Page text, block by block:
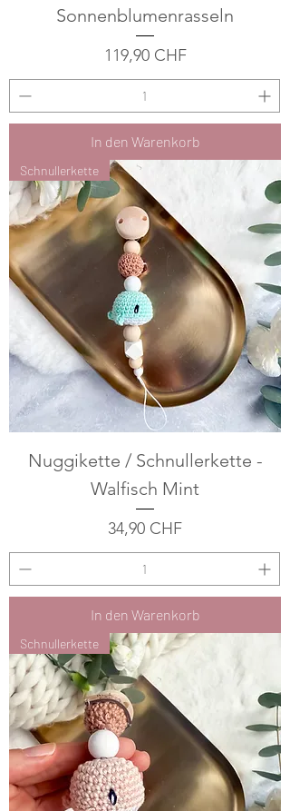
Sonnenblumenrasseln
Preis
119,90 CHF
In den Warenkorb
Schnullerkette
Nuggikette / Schnullerkette -
Walfisch Mint
Preis
34,90 CHF
In den Warenkorb
Schnullerkette